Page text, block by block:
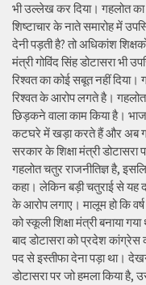
भी उल्लेख कर दिया। गहलोत
शिष्टाचार के नाते समारोह में
देनी पड़ती है? तो अधिकांश
मंत्री गोविंद सिंह डोटासरा भी
रिश्वत का कोई सबूत नहीं
रिश्वत के आरोप लगते है।
छिड़कने वाला काम किया है।
कटघरे में खड़ा करते हैं और अब
सरकार के शिक्षा मंत्री
गहलोत चतुर राजनीतिज्ञ है,
कहा। लेकिन बड़ी चतुराई से यह
के आरोप लगाए। मालूम हो कि
को स्कूली शिक्षा मंत्री बनाया
बाद डोटासरा को प्रदेश कांग्रेस
पद से इस्तीफा देना पड़ा था।
डोटासरा पर जो हमला किया है,